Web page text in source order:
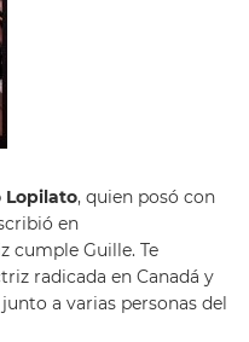
Lopilato, quien posó con
en
cumple Guille. Te
radicada en Canadá y
a varias personas del